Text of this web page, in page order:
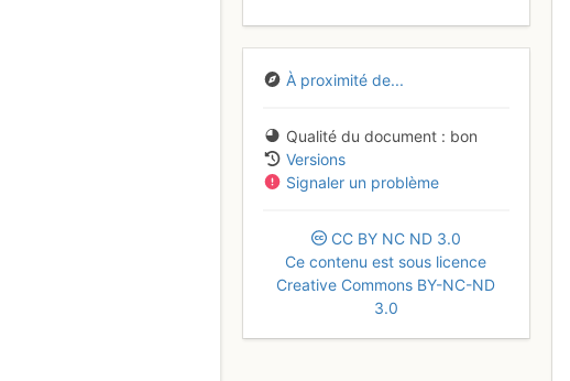
À proximité de...
Qualité du document
bon
Versions
Signaler un problème
CC BY NC ND 3.0
Ce contenu est sous licence
Creative Commons BY-NC-ND
3.0